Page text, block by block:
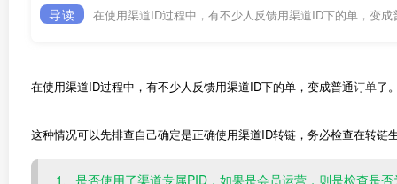
导读 在使用渠道ID过程中，有不少人反馈用渠道ID下的单，变
在使用渠道ID过程中，有不少人反馈用渠道ID下的单，变成普通订单了
这种情况可以先排查自己确定是正确使用渠道ID转链，务必检查在转链
1、是否使用了渠道专属PID，如果是会员运营，则是检查是